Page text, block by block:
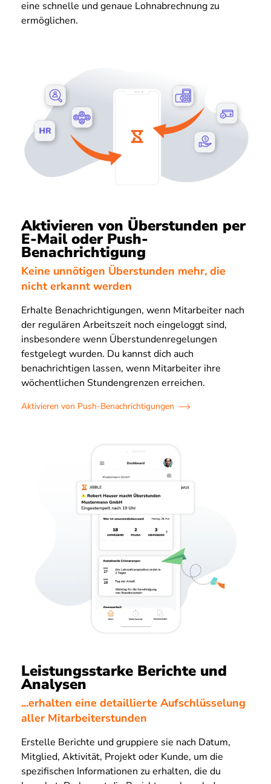
eine schnelle und genaue Lohnabrechnung zu
ermöglichen.
Aktivieren von Überstunden per
E-Mail oder Push-
Benachrichtigung
Keine unnötigen Überstunden mehr, die
nicht erkannt werden
Erhalte Benachrichtigungen, wenn Mitarbeiter nach
der regulären Arbeitszeit noch eingeloggt sind,
insbesondere wenn Überstundenregelungen
festgelegt wurden. Du kannst dich auch
benachrichtigen lassen, wenn Mitarbeiter ihre
wöchentlichen Stundengrenzen erreichen.
Aktivieren von Push-Benachrichtigungen
Leistungsstarke Berichte und
Analysen
...erhalten eine detaillierte Aufschlüsselung
aller Mitarbeiterstunden
Erstelle Berichte und gruppiere sie nach Datum,
Mitglied, Aktivität, Projekt oder Kunde, um die
spezifischen Informationen zu erhalten, die du